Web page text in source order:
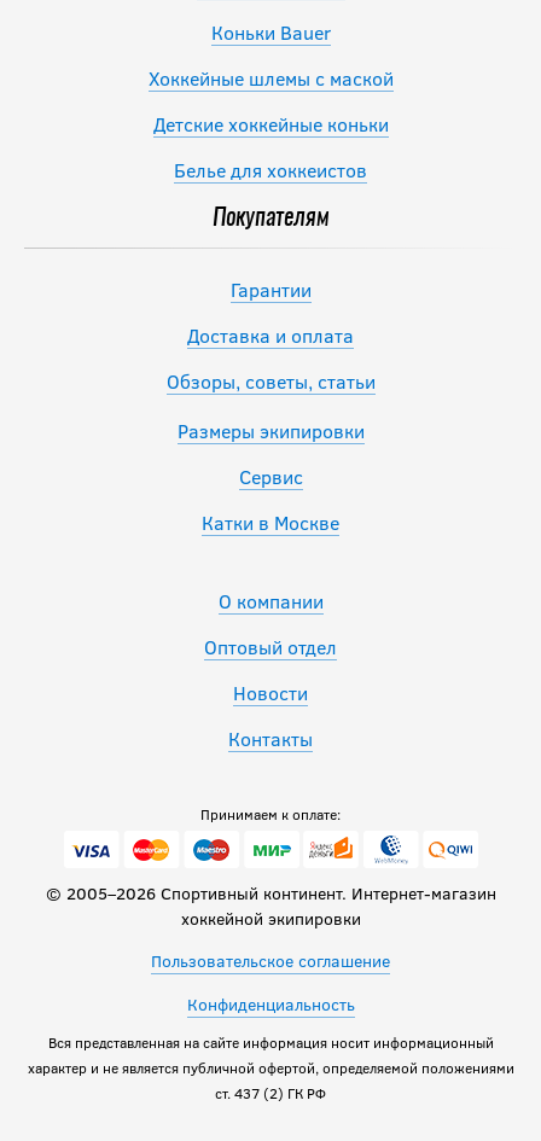
Коньки Bauer
Хоккейные шлемы с маской
Детские хоккейные коньки
Белье для хоккеистов
Покупателям
Гарантии
Доставка и оплата
Обзоры, советы, статьи
Размеры экипировки
Сервис
Катки в Москве
О компании
Оптовый отдел
Новости
Контакты
Принимаем к оплате:
© 2005–2026 Спортивный континент. Интернет-магазин
хоккейной экипировки
Пользовательское соглашение
Конфиденциальность
Вся представленная на сайте информация носит информационный
характер и не является публичной офертой, определяемой положениями
ст. 437 (2) ГК РФ